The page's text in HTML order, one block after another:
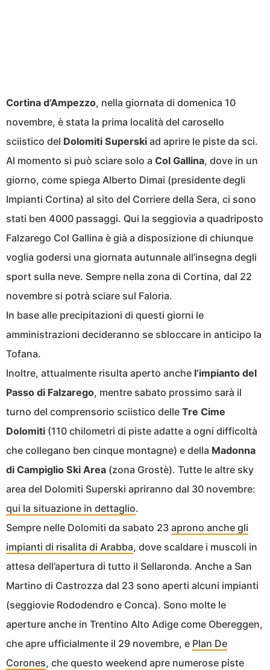
Cortina d’Ampezzo, nella giornata di domenica 10
novembre, è stata la prima località del carosello
sciistico del Dolomiti Superski ad aprire le piste da sci.
Al momento si può sciare solo a Col Gallina, dove in un
giorno, come spiega Alberto Dimai (presidente degli
Impianti Cortina) al sito del Corriere della Sera, ci sono
stati ben 4000 passaggi. Qui la seggiovia a quadriposto
Falzarego Col Gallina è già a disposizione di chiunque
voglia godersi una giornata autunnale all’insegna degli
sport sulla neve. Sempre nella zona di Cortina, dal 22
novembre si potrà sciare sul Faloria.
In base alle precipitazioni di questi giorni le
amministrazioni decideranno se sbloccare in anticipo la
Tofana.
Inoltre, attualmente risulta aperto anche l’impianto del
Passo di Falzarego, mentre sabato prossimo sarà il
turno del comprensorio sciistico delle Tre Cime
Dolomiti (110 chilometri di piste adatte a ogni difficoltà
che collegano ben cinque montagne) e della Madonna
di Campiglio Ski Area (zona Grostè). Tutte le altre sky
area del Dolomiti Superski apriranno dal 30 novembre:
qui la situazione in dettaglio.
Sempre nelle Dolomiti da sabato 23 aprono anche gli
impianti di risalita di Arabba, dove scaldare i muscoli in
attesa dell’apertura di tutto il Sellaronda. Anche a San
Martino di Castrozza dal 23 sono aperti alcuni impianti
(seggiovie Rododendro e Conca). Sono molte le
aperture anche in Trentino Alto Adige come Obereggen,
che apre ufficialmente il 29 novembre, e Plan De
Corones, che questo weekend apre numerose piste